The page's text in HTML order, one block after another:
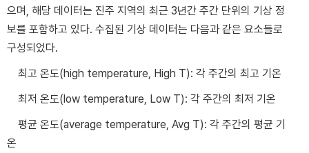
으며, 해당 데이터는 진주 지역의 최근 3년간 주간 단위의 기상 정
보를 포함하고 있다. 수집된 기상 데이터는 다음과 같은 요소들로
구성되었다.
최고 온도(high temperature, High T): 각 주간의 최고 기온
최저 온도(low temperature, Low T): 각 주간의 최저 기온
평균 온도(average temperature, Avg T): 각 주간의 평균 기
온